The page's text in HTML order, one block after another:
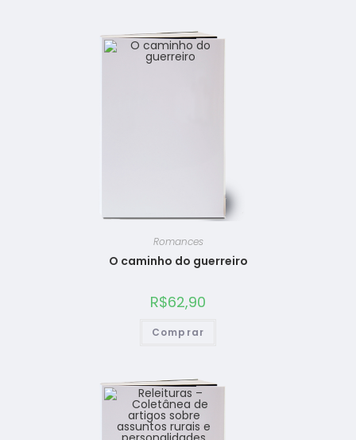
Romances
O caminho do guerreiro
R$62,90
Comprar